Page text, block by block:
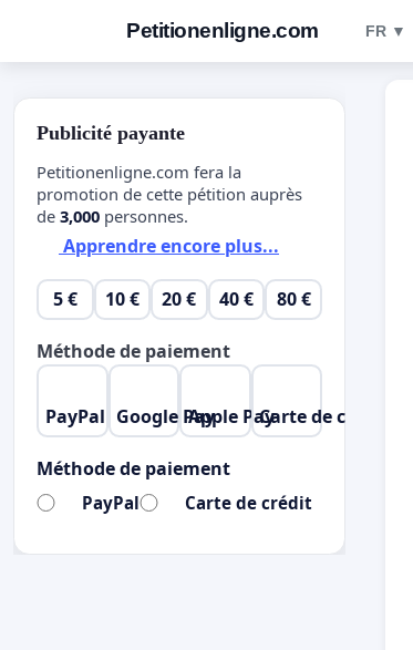
Petitionenligne.com FR ▼
Publicité payante
Petitionenligne.com fera la
promotion de cette pétition auprès
de 3,000 personnes.
Apprendre encore plus...
5 € 10 € 20 € 40 € 80 €
Méthode de paiement
PayPal Google PayApple PayCarte de crédit
Méthode de paiement
PayPal Carte de crédit